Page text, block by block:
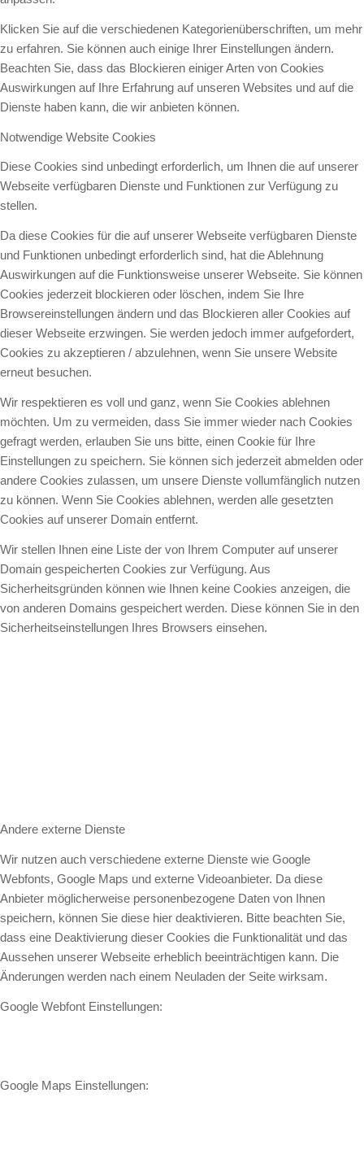
Klicken Sie auf die verschiedenen Kategorienüberschriften, um mehr
zu erfahren. Sie können auch einige Ihrer Einstellungen ändern.
Beachten Sie, dass das Blockieren einiger Arten von Cookies
Auswirkungen auf Ihre Erfahrung auf unseren Websites und auf die
Dienste haben kann, die wir anbieten können.
Notwendige Website Cookies
Diese Cookies sind unbedingt erforderlich, um Ihnen die auf unserer
Webseite verfügbaren Dienste und Funktionen zur Verfügung zu
stellen.
Da diese Cookies für die auf unserer Webseite verfügbaren Dienste
und Funktionen unbedingt erforderlich sind, hat die Ablehnung
Auswirkungen auf die Funktionsweise unserer Webseite. Sie können
Cookies jederzeit blockieren oder löschen, indem Sie Ihre
Browsereinstellungen ändern und das Blockieren aller Cookies auf
dieser Webseite erzwingen. Sie werden jedoch immer aufgefordert,
Cookies zu akzeptieren / abzulehnen, wenn Sie unsere Website
erneut besuchen.
Wir respektieren es voll und ganz, wenn Sie Cookies ablehnen
möchten. Um zu vermeiden, dass Sie immer wieder nach Cookies
gefragt werden, erlauben Sie uns bitte, einen Cookie für Ihre
Einstellungen zu speichern. Sie können sich jederzeit abmelden oder
andere Cookies zulassen, um unsere Dienste vollumfänglich nutzen
zu können. Wenn Sie Cookies ablehnen, werden alle gesetzten
Cookies auf unserer Domain entfernt.
Wir stellen Ihnen eine Liste der von Ihrem Computer auf unserer
Domain gespeicherten Cookies zur Verfügung. Aus
Sicherheitsgründen können wie Ihnen keine Cookies anzeigen, die
von anderen Domains gespeichert werden. Diese können Sie in den
Sicherheitseinstellungen Ihres Browsers einsehen.
Andere externe Dienste
Wir nutzen auch verschiedene externe Dienste wie Google
Webfonts, Google Maps und externe Videoanbieter. Da diese
Anbieter möglicherweise personenbezogene Daten von Ihnen
speichern, können Sie diese hier deaktivieren. Bitte beachten Sie,
dass eine Deaktivierung dieser Cookies die Funktionalität und das
Aussehen unserer Webseite erheblich beeinträchtigen kann. Die
Änderungen werden nach einem Neuladen der Seite wirksam.
Google Webfont Einstellungen:
Google Maps Einstellungen: